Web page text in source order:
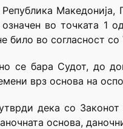
во точката 1
било во согласност со
се бара Судот, до
врз основа на
дека со
основа,